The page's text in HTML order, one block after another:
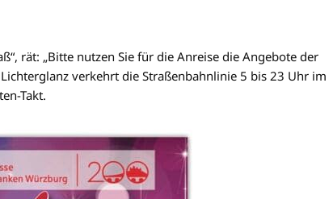
rät: „Bitte nutzen Sie für die Anreise die Angebote der
verkehrt die Straßenbahnlinie 5 bis 23 Uhr im
Takt.